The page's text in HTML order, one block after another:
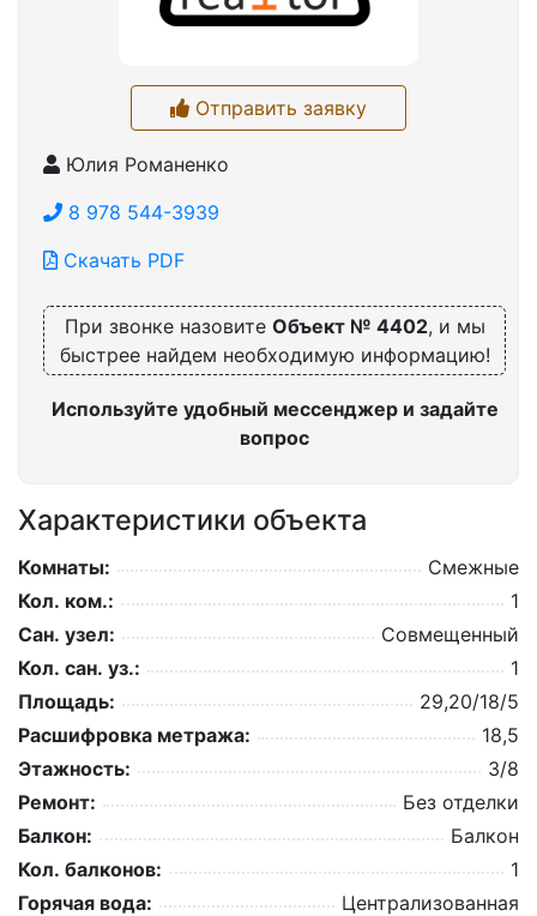
Отправить заявку
Юлия Романенко
8 978 544-3939
Скачать PDF
При звонке назовите Объект № 4402, и мы
быстрее найдем необходимую информацию!
Используйте удобный мессенджер и задайте
вопрос
Характеристики объекта
Комнаты:
Смежные
Кол. ком.:
1
Сан. узел:
Совмещенный
Кол. сан. уз.:
1
Площадь:
29,20/18/5
Расшифровка метража:
18,5
Этажность:
3/8
Ремонт:
Без отделки
Балкон:
Балкон
Кол. балконов:
1
Горячая вода:
Централизованная